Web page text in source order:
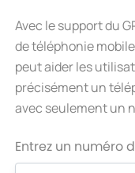
Avec le support du
de téléphonie
peut aider les
précisément un
avec seulement un
Entrez un numéro